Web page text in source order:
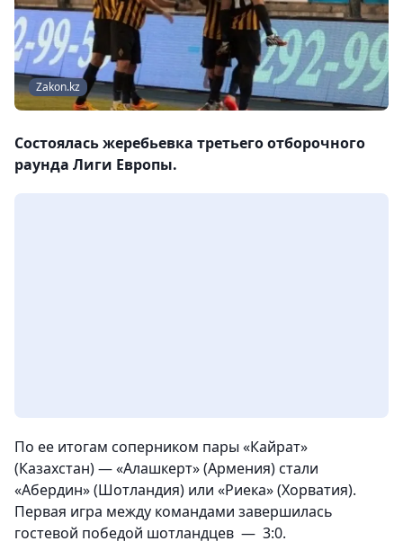
Zakon.kz
Состоялась жеребьевка третьего отборочного
раунда Лиги Европы.
По ее итогам соперником пары «Кайрат»
(Казахстан) — «Алашкерт» (Армения) стали
«Абердин» (Шотландия) или «Риека» (Хорватия).
Первая игра между командами завершилась
гостевой победой шотландцев — 3:0.